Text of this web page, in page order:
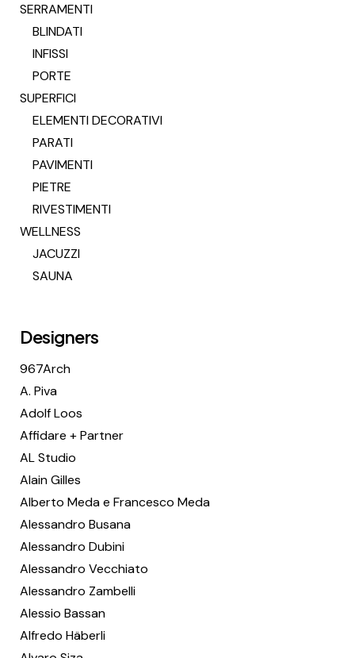
SERRAMENTI
BLINDATI
INFISSI
PORTE
SUPERFICI
ELEMENTI DECORATIVI
PARATI
PAVIMENTI
PIETRE
RIVESTIMENTI
WELLNESS
JACUZZI
SAUNA
Designers
967Arch
A. Piva
Adolf Loos
Affidare + Partner
AL Studio
Alain Gilles
Alberto Meda e Francesco Meda
Alessandro Busana
Alessandro Dubini
Alessandro Vecchiato
Alessandro Zambelli
Alessio Bassan
Alfredo Häberli